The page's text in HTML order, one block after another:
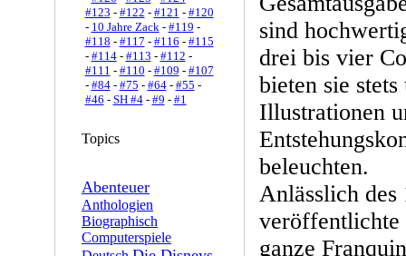
#123 - #122 - #121 - #120
- 10 Jahre Zack- #119 -
#118 - #117 - #116 - #115
- #114- #113 - #112 -
#111 - #110 - #109 - #107
- #84- #75 - #64- #55 -
#46 - SH #4- #9 - #1
Topics
Abenteuer
Anthologien
Biographisch
Computerspiele
sind
drei bis vier
bieten sie
Illustrationen
beleuchten.
Anlässlich des
veröffentlichte
ganze